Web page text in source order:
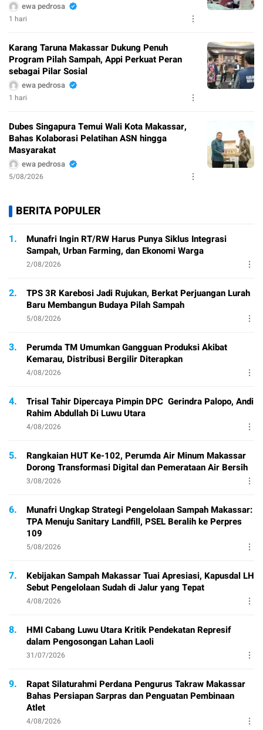
ewa pedrosa
1 hari
Karang Taruna Makassar Dukung Penuh
Program Pilah Sampah, Appi Perkuat Peran
sebagai Pilar Sosial
ewa pedrosa
1 hari
Dubes Singapura Temui Wali Kota Makassar,
Bahas Kolaborasi Pelatihan ASN hingga
Masyarakat
ewa pedrosa
5/08/2026
BERITA POPULER
1.
Munafri Ingin RT/RW Harus Punya Siklus Integrasi
Sampah, Urban Farming, dan Ekonomi Warga
2/08/2026
2.
TPS 3R Karebosi Jadi Rujukan, Berkat Perjuangan Lurah
Baru Membangun Budaya Pilah Sampah
5/08/2026
3.
Perumda TM Umumkan Gangguan Produksi Akibat
Kemarau, Distribusi Bergilir Diterapkan
4/08/2026
4.
Trisal Tahir Dipercaya Pimpin DPC Gerindra Palopo, Andi
Rahim Abdullah Di Luwu Utara
4/08/2026
5.
Rangkaian HUT Ke-102, Perumda Air Minum Makassar
Dorong Transformasi Digital dan Pemerataan Air Bersih
3/08/2026
6.
Munafri Ungkap Strategi Pengelolaan Sampah Makassar:
TPA Menuju Sanitary Landfill, PSEL Beralih ke Perpres
109
5/08/2026
7.
Kebijakan Sampah Makassar Tuai Apresiasi, Kapusdal LH
Sebut Pengelolaan Sudah di Jalur yang Tepat
4/08/2026
8.
HMI Cabang Luwu Utara Kritik Pendekatan Represif
dalam Pengosongan Lahan Laoli
31/07/2026
9.
Rapat Silaturahmi Perdana Pengurus Takraw Makassar
Bahas Persiapan Sarpras dan Penguatan Pembinaan
Atlet
4/08/2026